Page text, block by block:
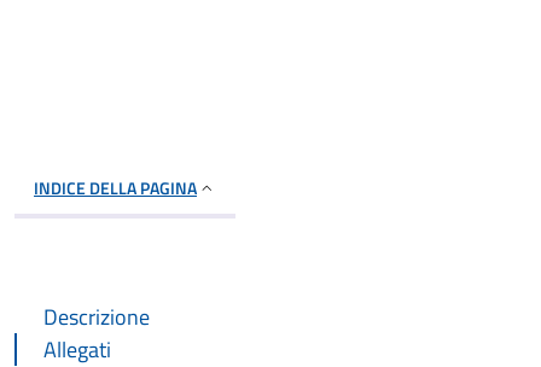
INDICE DELLA PAGINA
Descrizione
Allegati